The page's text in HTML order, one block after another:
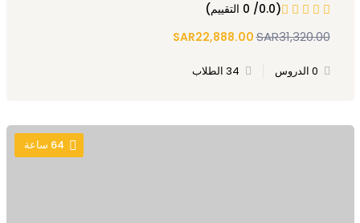
(0.0/ 0 التقييم)
SAR22,888.00SAR31,320.00
0 الدروس 34 الطلاب
64 ساعة